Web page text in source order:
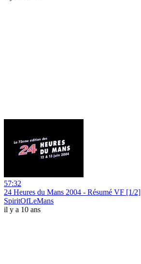
57:32
24 Heures du Mans 2004 - Résumé VF [1/2]
SpiritOfLeMans
il y a 10 ans